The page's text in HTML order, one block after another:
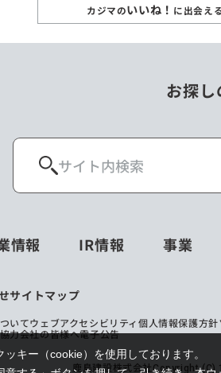
キー（cookie）を使用しております。
カジマのいいね！ に出会え
お探し
情報 IR情報 事業
サイトマップ
いてウェブアクセシビリティ個人情報保護方針
協力会社の皆様へ電子公告
鹿島建設株式会社Copyright (C)